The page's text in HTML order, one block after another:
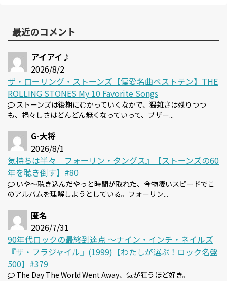
最近のコメント
アイアイ♪
2026/8/2
ザ・ローリング・ストーンズ【偏愛名曲ベストテン】THE
ROLLING STONES My 10 Favorite Songs
ストーンズは後期にむかっていくなかで、猥雑さは残りつつ
も、禍々しさはどんどん無くなっていって、プザー...
G-大将
2026/8/1
気持ちは半々『フォーリン・タングス』【ストーンズの60
年を聴き倒す】#80
いや～聴き込んだやっと時間が取れた、今物凄いスピードでこ
のアルバムを理解しようとしている。フォーリン...
匿名
2026/7/31
90年代ロックの最終到達点 〜ナイン・インチ・ネイルズ
『ザ・フラジャイル』(1999)【わたしが選ぶ！ロック名盤
500】#379
The Day The World Went Away、気が狂うほど好き。